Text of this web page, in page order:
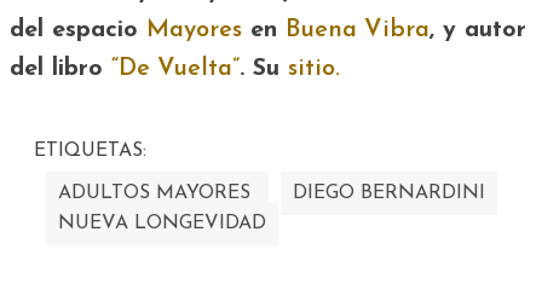
del espacio Mayores en Buena Vibra, y autor
del libro “De Vuelta”. Su sitio.
ETIQUETAS:
ADULTOS MAYORES
DIEGO BERNARDINI
NUEVA LONGEVIDAD